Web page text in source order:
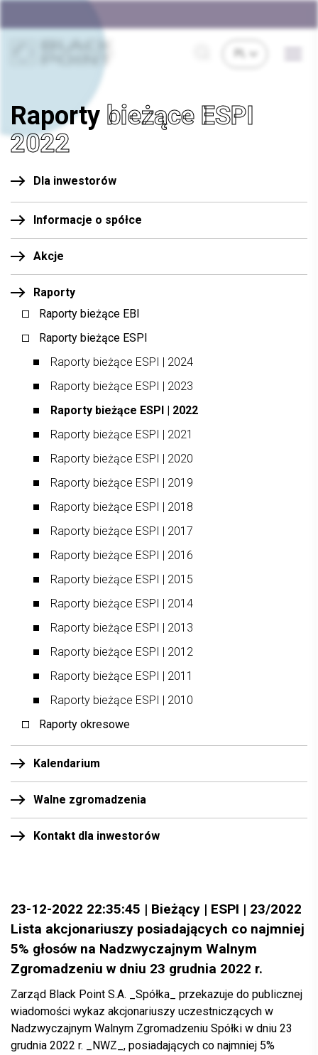
Raporty bieżące ESPI
2022
Dla inwestorów
Informacje o spółce
Akcje
Raporty
Raporty bieżące EBI
Raporty bieżące ESPI
Raporty bieżące ESPI | 2024
Raporty bieżące ESPI | 2023
Raporty bieżące ESPI | 2022
Raporty bieżące ESPI | 2021
Raporty bieżące ESPI | 2020
Raporty bieżące ESPI | 2019
Raporty bieżące ESPI | 2018
Raporty bieżące ESPI | 2017
Raporty bieżące ESPI | 2016
Raporty bieżące ESPI | 2015
Raporty bieżące ESPI | 2014
Raporty bieżące ESPI | 2013
Raporty bieżące ESPI | 2012
Raporty bieżące ESPI | 2011
Raporty bieżące ESPI | 2010
Raporty okresowe
Kalendarium
Walne zgromadzenia
Kontakt dla inwestorów
23-12-2022 22:35:45 | Bieżący | ESPI | 23/2022
Lista akcjonariuszy posiadających co najmniej
5% głosów na Nadzwyczajnym Walnym
Zgromadzeniu w dniu 23 grudnia 2022 r.
Zarząd Black Point S.A. _Spółka_ przekazuje do publicznej
wiadomości wykaz akcjonariuszy uczestniczących w
Nadzwyczajnym Walnym Zgromadzeniu Spółki w dniu 23
grudnia 2022 r. _NWZ_, posiadających co najmniej 5%